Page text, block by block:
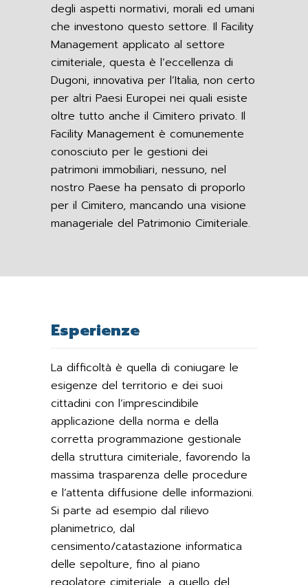
degli aspetti normativi, morali ed umani
che investono questo settore. Il Facility
Management applicato al settore
cimiteriale, questa è l’eccellenza di
Dugoni, innovativa per l’Italia, non certo
per altri Paesi Europei nei quali esiste
oltre tutto anche il Cimitero privato. Il
Facility Management è comunemente
conosciuto per le gestioni dei
patrimoni immobiliari, nessuno, nel
nostro Paese ha pensato di proporlo
per il Cimitero, mancando una visione
manageriale del Patrimonio Cimiteriale.
Esperienze
La difficoltà è quella di coniugare le
esigenze del territorio e dei suoi
cittadini con l’imprescindibile
applicazione della norma e della
corretta programmazione gestionale
della struttura cimiteriale, favorendo la
massima trasparenza delle procedure
e l’attenta diffusione delle informazioni.
Si parte ad esempio dal rilievo
planimetrico, dal
censimento/catastazione informatica
delle sepolture, fino al piano